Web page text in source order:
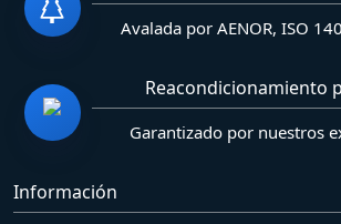
Avalada por AENOR, ISO
Reacondicionamiento
Garantizado por nuestros
Información